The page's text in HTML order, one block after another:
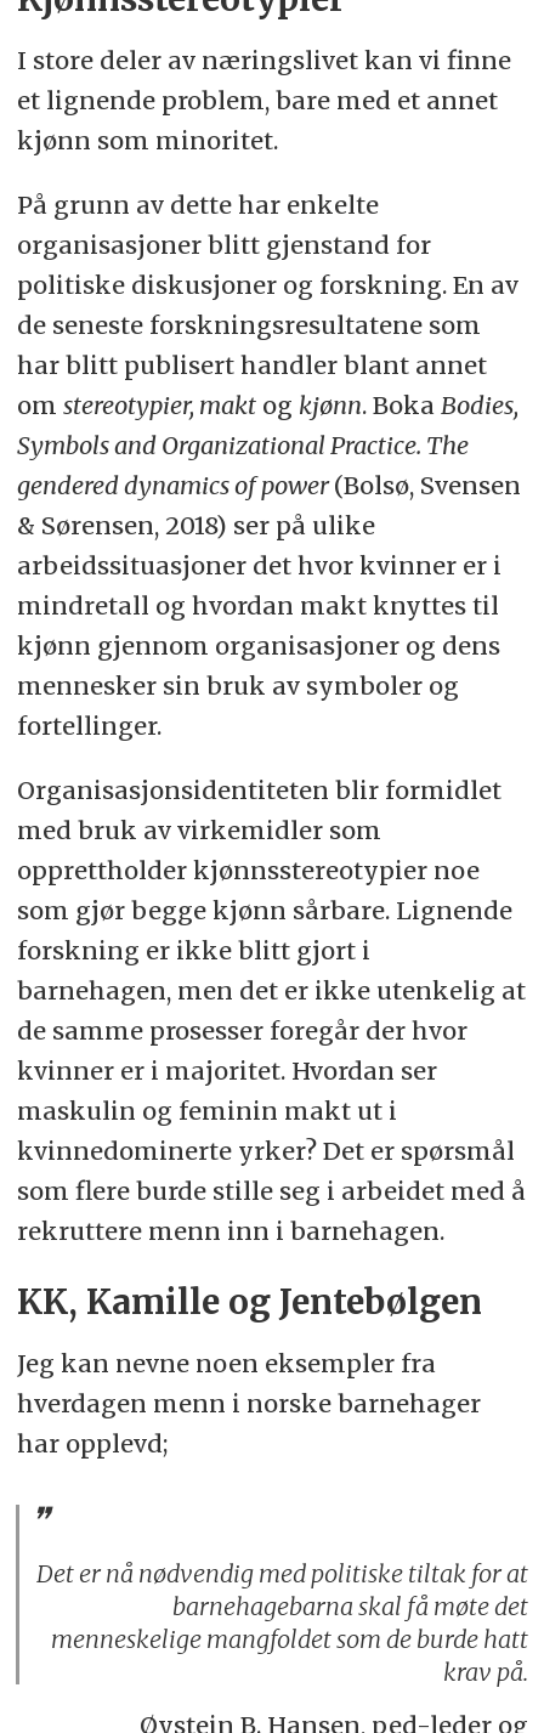
I store deler av næringslivet kan vi finne
et lignende problem, bare med et annet
kjønn som minoritet.
På grunn av dette har enkelte
organisasjoner blitt gjenstand for
politiske diskusjoner og forskning. En av
de seneste forskningsresultatene som
har blitt publisert handler blant annet
om stereotypier, maktog kjønn. Boka Bodies,
Symbols and Organizational Practice. The
gendered dynamics of power(Bolsø, Svensen
& Sørensen, 2018) ser på ulike
arbeidssituasjoner det hvor kvinner er i
mindretall og hvordan makt knyttes til
kjønn gjennom organisasjoner og dens
mennesker sin bruk av symboler og
fortellinger.
Organisasjonsidentiteten blir formidlet
med bruk av virkemidler som
opprettholder kjønnsstereotypier noe
som gjør begge kjønn sårbare. Lignende
forskning er ikke blitt gjort i
barnehagen, men det er ikke utenkelig at
de samme prosesser foregår der hvor
kvinner er i majoritet. Hvordan ser
maskulin og feminin makt ut i
kvinnedominerte yrker? Det er spørsmål
som flere burde stille seg i arbeidet med å
rekruttere menn inn i barnehagen.
KK, Kamille og Jentebølgen
Jeg kan nevne noen eksempler fra
hverdagen menn i norske barnehager
har opplevd;
Det er nå nødvendig med politiske tiltak for at
barnehagebarna skal få møte det
menneskelige mangfoldet som de burde hatt
krav på.
Øystein B. Hansen, ped-leder og